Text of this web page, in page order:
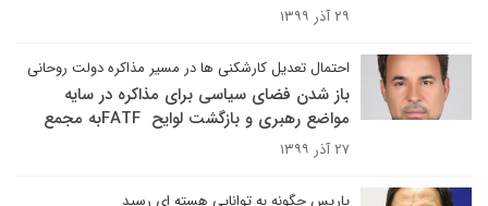
۲۹ آذر ۱۳۹۹
احتمال تعدیل کارشکنی ها در مسیر مذاکره دولت روحانی
باز شدن فضای سیاسی برای مذاکره در سایه
مواضع رهبری و بازگشت لوایح FATFبه مجمع
۲۷ آذر ۱۳۹۹
پاریس چگونه به توانایی هسته ای رسید